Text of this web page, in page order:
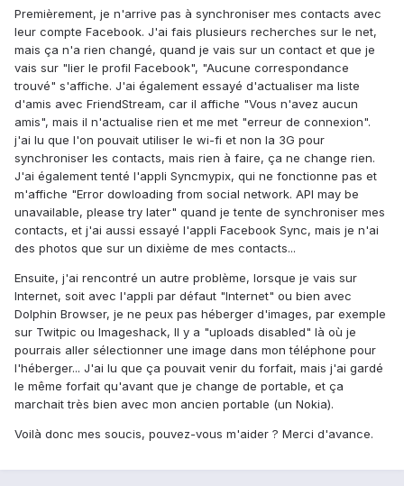
Premièrement, je n'arrive pas à synchroniser mes contacts avec
leur compte Facebook. J'ai fais plusieurs recherches sur le net,
mais ça n'a rien changé, quand je vais sur un contact et que je
vais sur "lier le profil Facebook", "Aucune correspondance
trouvé" s'affiche. J'ai également essayé d'actualiser ma liste
d'amis avec FriendStream, car il affiche "Vous n'avez aucun
amis", mais il n'actualise rien et me met "erreur de connexion".
j'ai lu que l'on pouvait utiliser le wi-fi et non la 3G pour
synchroniser les contacts, mais rien à faire, ça ne change rien.
J'ai également tenté l'appli Syncmypix, qui ne fonctionne pas et
m'affiche "Error dowloading from social network. API may be
unavailable, please try later" quand je tente de synchroniser mes
contacts, et j'ai aussi essayé l'appli Facebook Sync, mais je n'ai
des photos que sur un dixième de mes contacts...
Ensuite, j'ai rencontré un autre problème, lorsque je vais sur
Internet, soit avec l'appli par défaut "Internet" ou bien avec
Dolphin Browser, je ne peux pas héberger d'images, par exemple
sur Twitpic ou Imageshack, Il y a "uploads disabled" là où je
pourrais aller sélectionner une image dans mon téléphone pour
l'héberger... J'ai lu que ça pouvait venir du forfait, mais j'ai gardé
le même forfait qu'avant que je change de portable, et ça
marchait très bien avec mon ancien portable (un Nokia).
Voilà donc mes soucis, pouvez-vous m'aider ? Merci d'avance.